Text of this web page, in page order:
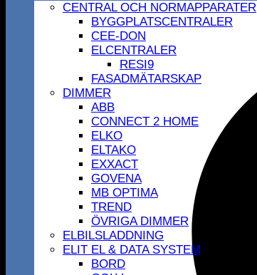
CENTRAL OCH NORMAPPARATER
BYGGPLATSCENTRALER
CEE-DON
ELCENTRALER
RESI9
FASADMÄTARSKAP
DIMMER
ABB
CONNECT 2 HOME
ELKO
ELTAKO
EXXACT
GOVENA
MB OPTIMA
TREND
ÖVRIGA DIMMER
ELBILSLADDNING
ELIT EL & DATA SYSTEM
BORD